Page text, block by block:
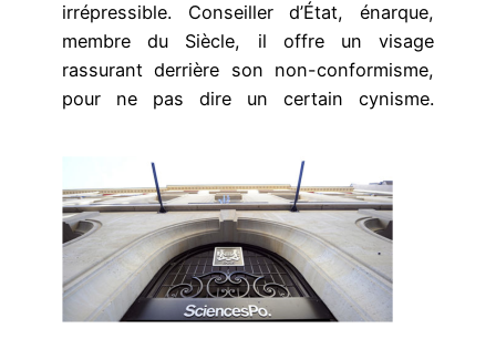
irrépressible. Conseiller d’État, énarque,
membre du Siècle, il offre un visage
rassurant derrière son non-conformisme,
pour ne pas dire un certain cynisme.